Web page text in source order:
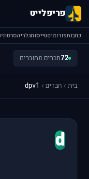
פריפלייט
כתבותפורומיםטייסותגלריה
72חברים מחוברים
בית חברים dpv1
d